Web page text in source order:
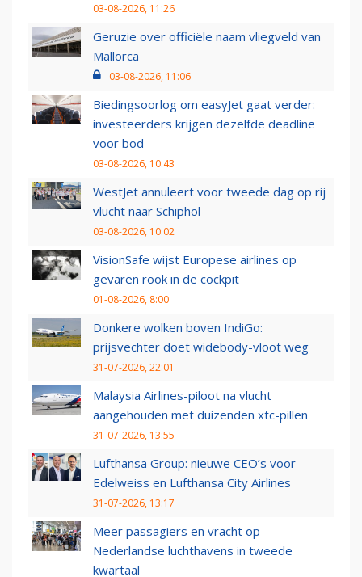
03-08-2026, 11:26
Geruzie over officiële naam vliegveld van
Mallorca
03-08-2026, 11:06
Biedingsoorlog om easyJet gaat verder:
investeerders krijgen dezelfde deadline
voor bod
03-08-2026, 10:43
WestJet annuleert voor tweede dag op rij
vlucht naar Schiphol
03-08-2026, 10:02
VisionSafe wijst Europese airlines op
gevaren rook in de cockpit
01-08-2026, 8:00
Donkere wolken boven IndiGo:
prijsvechter doet widebody-vloot weg
31-07-2026, 22:01
Malaysia Airlines-piloot na vlucht
aangehouden met duizenden xtc-pillen
31-07-2026, 13:55
Lufthansa Group: nieuwe CEO’s voor
Edelweiss en Lufthansa City Airlines
31-07-2026, 13:17
Meer passagiers en vracht op
Nederlandse luchthavens in tweede
kwartaal